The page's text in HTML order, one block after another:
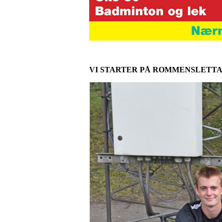
VI STARTER PÅ ROMMENSLETTA